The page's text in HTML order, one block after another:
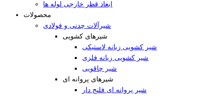
ابعاد قطر خارجی لوله ها
محصولات
شیرآلات چدنی و فولادی
شیرهای کشویی
شیر کشویی زبانه لاستیکی
شیر کشویی زبانه فلزی
شیر چاقویی
شیرهای پروانه ای
شیر پروانه ای فلنج دار